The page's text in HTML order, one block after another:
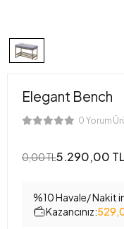
Elegant Bench
0 Yorum
0,00 TL5.290,00 TL
%10 Havale/ Nakit
Kazancınız: